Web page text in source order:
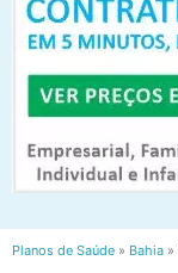
Planos de Saúde » Bahia »